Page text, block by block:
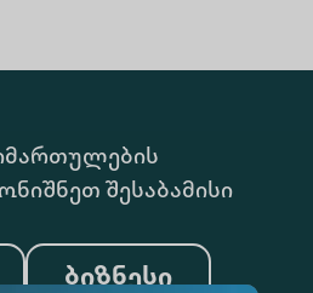
შესაბამისი
ბიზნესი